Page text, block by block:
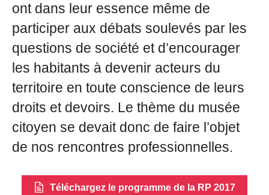
ont dans leur essence même de
participer aux débats soulevés par les
questions de société et d’encourager
les habitants à devenir acteurs du
territoire en toute conscience de leurs
droits et devoirs. Le thème du musée
citoyen se devait donc de faire l’objet
de nos rencontres professionnelles.
Téléchargez le programme de la RP 2017